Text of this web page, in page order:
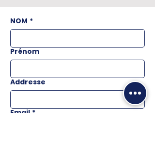
NOM *
Prénom
Addresse
Email *